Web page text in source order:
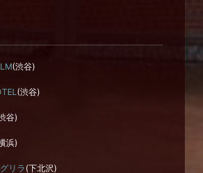
(渋谷)
(渋谷)
谷)
浜)
リラ(下北沢)